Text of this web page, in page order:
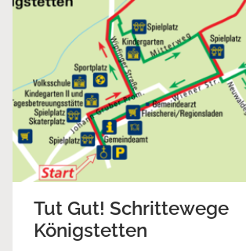
Tut Gut! Schrittewege
Königstetten